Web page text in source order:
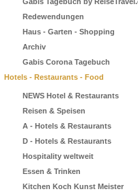
Redewendungen
Haus - Garten - Shopping
Archiv
Gabis Corona Tagebuch
Hotels - Restaurants - Food
NEWS Hotel & Restaurants
Reisen & Speisen
A - Hotels & Restaurants
D - Hotels & Restaurants
Hospitality weltweit
Essen & Trinken
Kitchen Koch Kunst Meister